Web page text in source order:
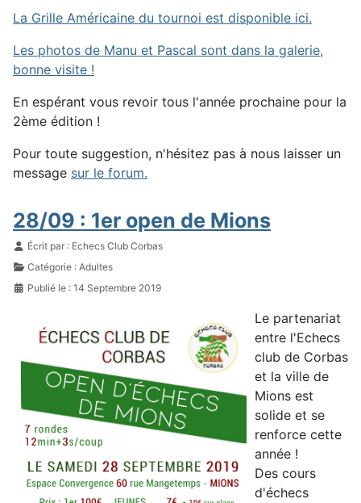
La Grille Américaine du tournoi est disponible ici.
Les photos de Manu et Pascal sont dans la galerie,
bonne visite !
En espérant vous revoir tous l'année prochaine pour la
2ème édition !
Pour toute suggestion, n'hésitez pas à nous laisser un
message sur le forum.
28/09 : 1er open de Mions
Détails
Écrit par : Echecs Club Corbas
Catégorie : Adultes
Publié le : 14 Septembre 2019
Le partenariat
entre l'Echecs
club de Corbas
et la ville de
Mions est
solide et se
renforce cette
année !
Des cours
d'échecs